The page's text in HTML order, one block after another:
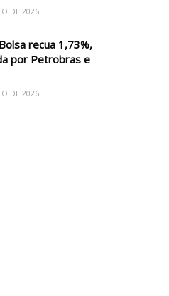
DE 2026
recua 1,73%,
por Petrobras e
DE 2026